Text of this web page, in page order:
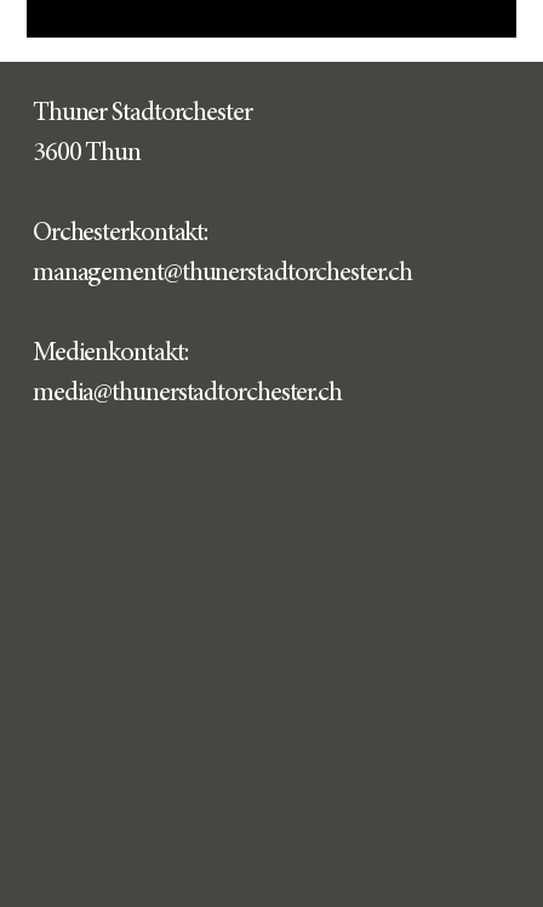
Thuner Stadtorchester
3600 Thun
Orchesterkontakt:
management@thunerstadtorchester.ch
Medienkontakt:
media@thunerstadtorchester.ch